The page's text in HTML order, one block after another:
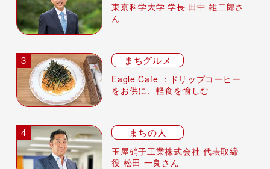
東京科学大学 学長 田中 雄二郎さ
ん
まちグルメ
Eagle Cafe ：ドリップコーヒー
をお供に、軽食を愉しむ
まちの人
玉屋硝子工業株式会社 代表取締
役 松田 一良さん